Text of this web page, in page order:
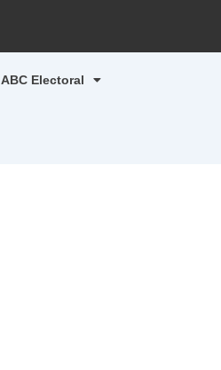
ABC Electoral